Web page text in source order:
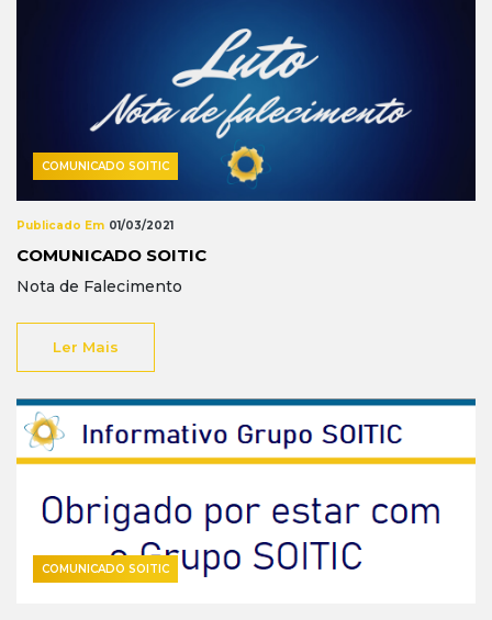
COMUNICADO SOITIC
Publicado Em 01/03/2021
COMUNICADO SOITIC
Nota de Falecimento
Ler Mais
COMUNICADO SOITIC